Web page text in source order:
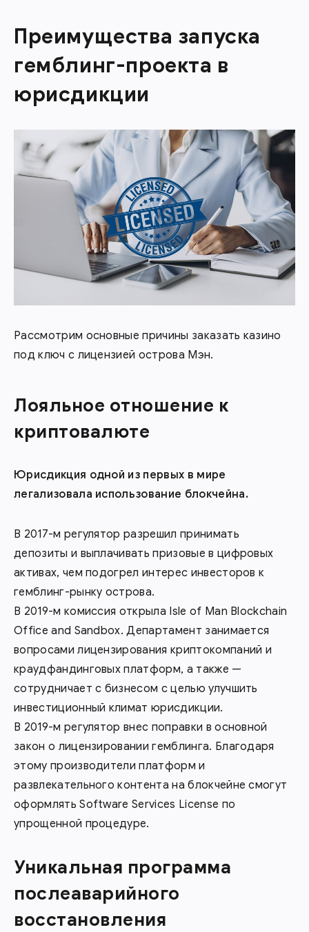
Преимущества запуска
гемблинг-проекта в
юрисдикции
Рассмотрим основные причины заказать казино
под ключ с лицензией острова Мэн.
Лояльное отношение к
криптовалюте
Юрисдикция одной из первых в мире
легализовала использование блокчейна.
В 2017-м регулятор разрешил принимать
депозиты и выплачивать призовые в цифровых
активах, чем подогрел интерес инвесторов к
гемблинг-рынку острова.
В 2019-м комиссия открыла Isle of Man Blockchain
Office and Sandbox. Департамент занимается
вопросами лицензирования криптокомпаний и
краудфандинговых платформ, а также —
сотрудничает с бизнесом с целью улучшить
инвестиционный климат юрисдикции.
В 2019-м регулятор внес поправки в основной
закон о лицензировании гемблинга. Благодаря
этому производители платформ и
развлекательного контента на блокчейне смогут
оформлять Software Services License по
упрощенной процедуре.
Уникальная программа
послеаварийного
восстановления